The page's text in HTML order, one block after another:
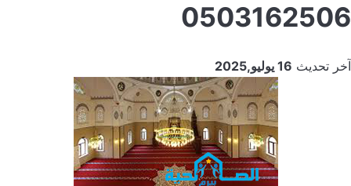
0503162506
آخر تحديث 16 يوليو,2025